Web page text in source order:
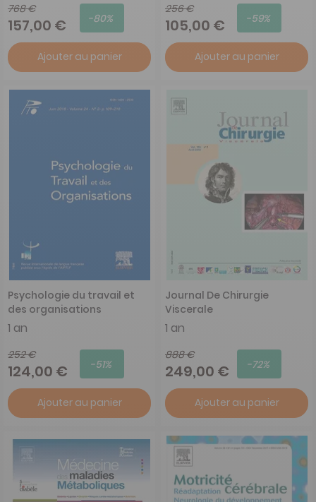
768 €
157,00 € -80%
Ajouter au panier
256 €
105,00 € -59%
Ajouter au panier
Psychologie du travail et
des organisations
1 an
252 €
124,00 € -51%
Ajouter au panier
Journal De Chirurgie
Viscerale
1 an
888 €
249,00 € -72%
Ajouter au panier